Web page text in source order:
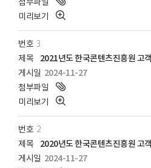
3
2021년도 한국콘텐츠진흥원 고
2024-11-27
2
2020년도 한국콘텐츠진흥원 고
2024-11-27